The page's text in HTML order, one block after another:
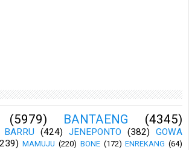
(5979) BANTAENG (4345)
BARRU (424) JENEPONTO (382)
GOWA
MAMUJU (220) BONE (172) ENREKANG (64)